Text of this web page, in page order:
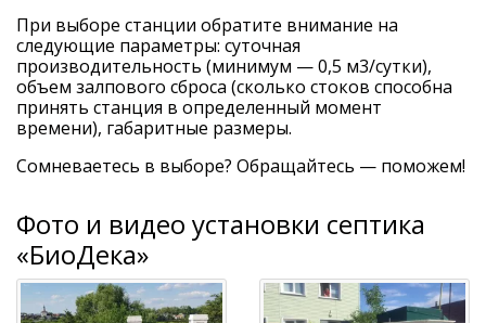
При выборе станции обратите внимание на
следующие параметры: суточная
производительность (минимум — 0,5 м3/сутки),
объем залпового сброса (сколько стоков способна
принять станция в определенный момент
времени), габаритные размеры.
Сомневаетесь в выборе? Обращайтесь — поможем!
Фото и видео установки септика
«БиоДека»